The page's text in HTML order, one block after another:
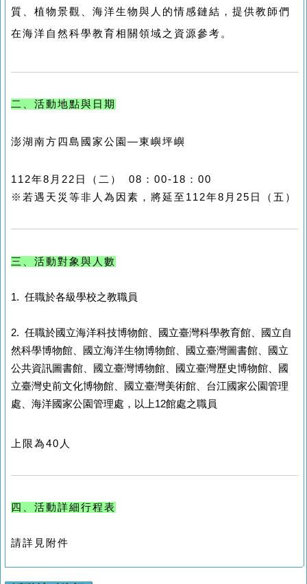
質、植物景觀、海洋生物與人的情感鏈結，提供教師們
在海洋自然科學教育相關領域之資源參考。
二、活動地點與日期
澎湖南方四島國家公園—東嶼坪嶼
112年8月22日（二） 08：00-18：00
※若遇天災等非人為因素，將延至112年8月25日（五）
三、活動對象與人數
1. 任職於各級學校之教職員
2. 任職於國立海洋科技博物館、國立臺灣科學教育館、國立自
然科學博物館、國立海洋生物博物館、國立臺灣圖書館、國立
公共資訊圖書館、國立臺灣博物館、國立臺灣歷史博物館、國
立臺灣史前文化博物館、國立臺灣美術館、台江國家公園管理
處、海洋國家公園管理處，以上12館處之職員
上限為40人
四、活動詳細行程表
請詳見附件